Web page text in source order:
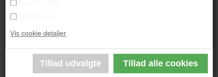
Vis cookie detaljer
Marck Fink Marck Fink